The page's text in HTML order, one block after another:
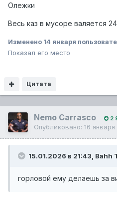
Олежки
Весь каз в мусоре валяется
Изменено 14 января
Показал его место
Цитата
Nemo Carrasco 2
Опубликовано: 16 января
15.01.2026 в 21:43, Bahh
горловой ему делаешь за